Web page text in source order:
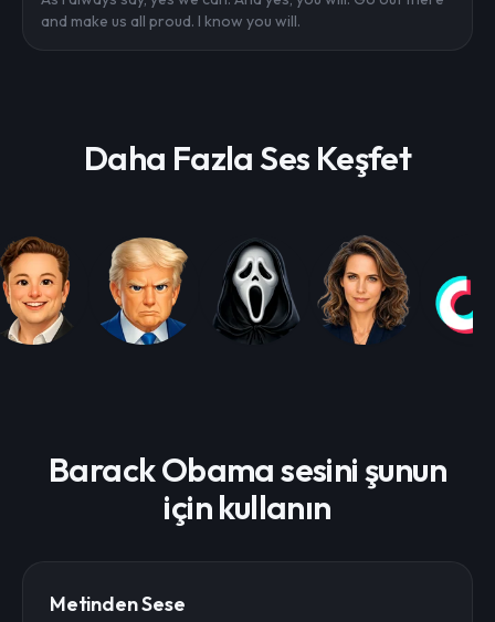
and make us all proud. I know you will.
Daha Fazla Ses Keşfet
Barack Obama sesini şunun
için kullanın
Metinden Sese